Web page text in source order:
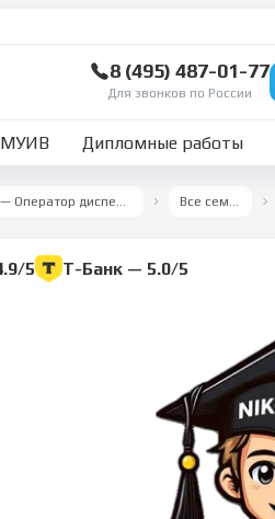
8 (495) 487-01-77
Для звонков по России
МУИВ Дипломные работы
Учебная практика ПМ.02 — Оператор диспетчерской службы Все семестры
5 Т-Банк — 5.0/5